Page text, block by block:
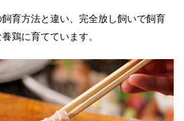
育方法と違い、完全放し飼いで飼育
鶏に育てています。